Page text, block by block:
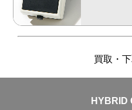
買取・
HYBRID